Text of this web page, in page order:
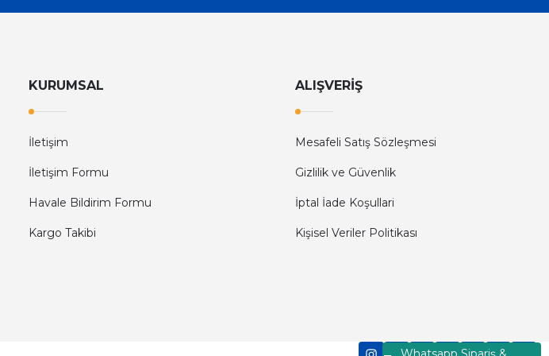
7.599,60 TL
KURUMSAL
İletişim
İletişim Formu
Havale Bildirim Formu
Kargo Takibi
ALIŞVERİŞ
Mesafeli Satış Sözleşmesi
Gizlilik ve Güvenlik
İptal İade Koşullari
Kişisel Veriler Politikası